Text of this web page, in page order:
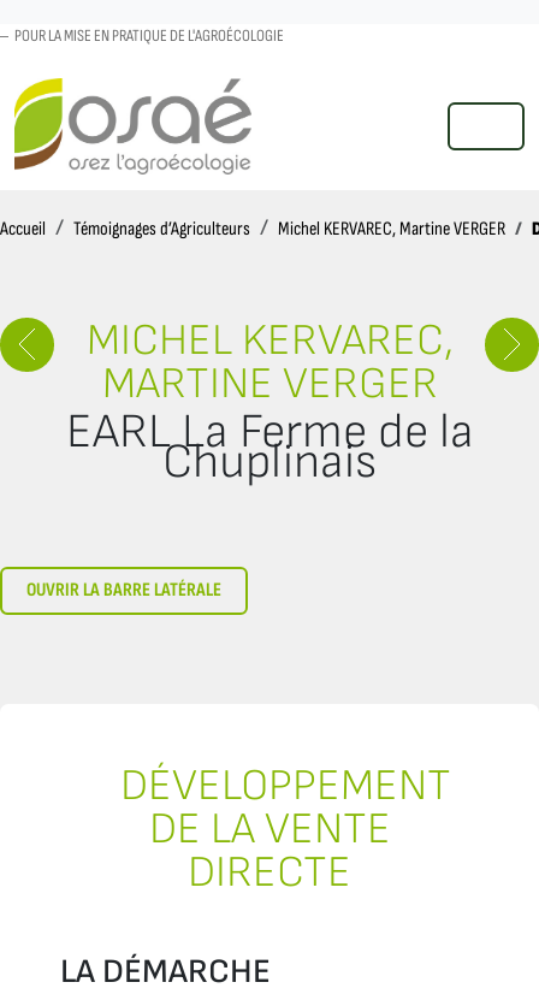
POUR LA MISE EN PRATIQUE DE L'AGROÉCOLOGIE
MENU
Accueil AccueilTémoignages d’Agriculteurs Michel KERVAREC, Martine VERGER
MICHEL KERVAREC,
MARTINE VERGER
EARL La Ferme de la
Chuplinais
OUVRIR LA BARRE LATÉRALE
DÉVELOPPEMENT
DE LA VENTE
DIRECTE
LA DÉMARCHE